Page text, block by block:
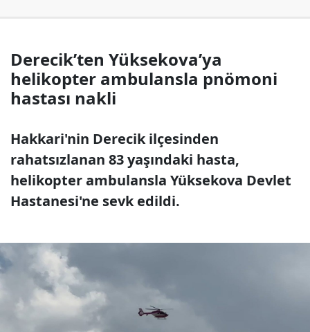
Derecik’ten Yüksekova’ya
helikopter ambulansla pnömoni
hastası nakli
Hakkari'nin Derecik ilçesinden
rahatsızlanan 83 yaşındaki hasta,
helikopter ambulansla Yüksekova Devlet
Hastanesi'ne sevk edildi.